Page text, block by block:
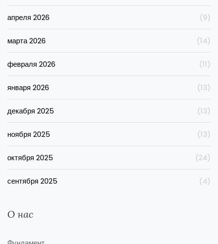
апреля 2026 (9)
марта 2026 (14)
февраля 2026 (11)
января 2026 (13)
декабря 2025 (13)
ноября 2025 (13)
октября 2025 (24)
сентября 2025 (4)
О нас